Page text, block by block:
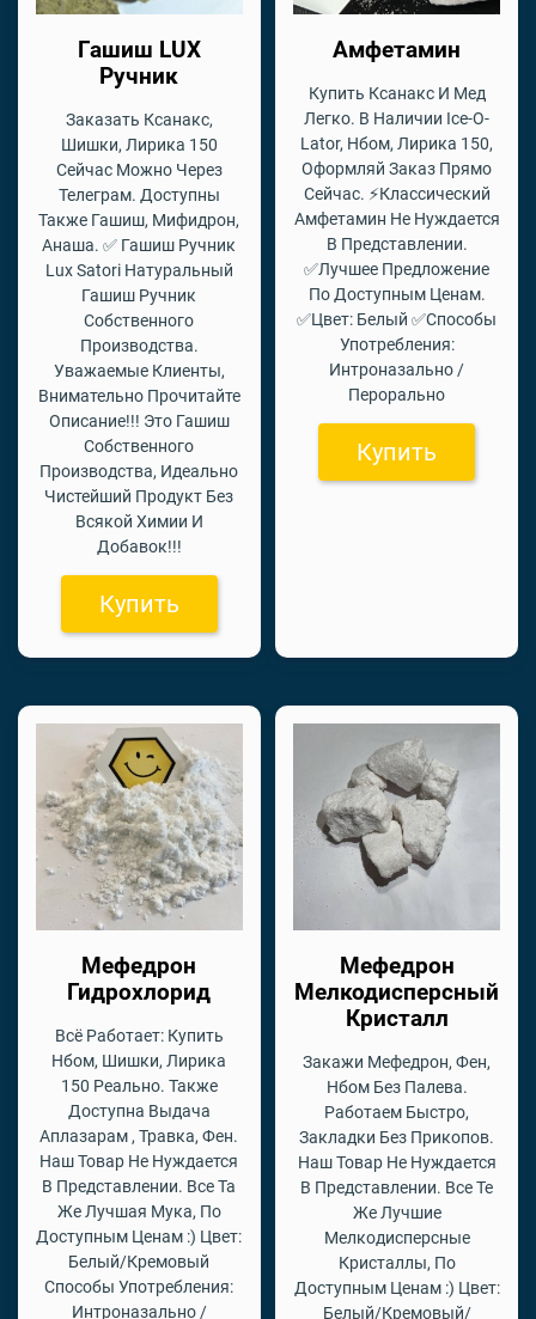
Гашиш LUX
Ручник
Заказать Ксанакс,
Шишки, Лирика 150
Сейчас Можно Через
Телеграм. Доступны
Также Гашиш, Мифидрон,
Анаша. ✅ Гашиш Ручник
Lux Satori Натуральный
Гашиш Ручник
Собственного
Производства.
Уважаемые Клиенты,
Внимательно Прочитайте
Описание!!! Это Гашиш
Собственного
Производства, Идеально
Чистейший Продукт Без
Всякой Химии И
Добавок!!!
Купить
Амфетамин
Купить Ксанакс И Мед
Легко. В Наличии Ice-O-
Lator, Нбом, Лирика 150,
Оформляй Заказ Прямо
Сейчас. ⚡Классический
Амфетамин Не Нуждается
В Представлении.
✅Лучшее Предложение
По Доступным Ценам.
✅Цвет: Белый ✅Способы
Употребления:
Интроназально /
Перорально
Купить
Мефедрон
Гидрохлорид
Всё Работает: Купить
Нбом, Шишки, Лирика
150 Реально. Также
Доступна Выдача
Аплазарам , Травка, Фен.
Наш Товар Не Нуждается
В Представлении. Все Та
Же Лучшая Мука, По
Доступным Ценам :) Цвет:
Белый/Кремовый
Способы Употребления:
Интроназально /
Мефедрон
Мелкодисперсный
Кристалл
Закажи Мефедрон, Фен,
Нбом Без Палева.
Работаем Быстро,
Закладки Без Прикопов.
Наш Товар Не Нуждается
В Представлении. Все Те
Же Лучшие
Мелкодисперсные
Кристаллы, По
Доступным Ценам :) Цвет:
Белый/Кремовый/